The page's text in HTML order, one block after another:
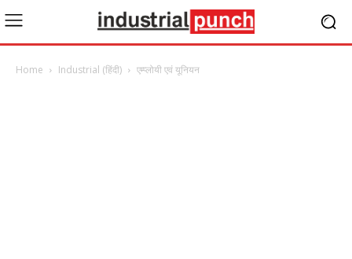
Home Industrial (हिंदी) एम्प्लोयी एवं यूनियन